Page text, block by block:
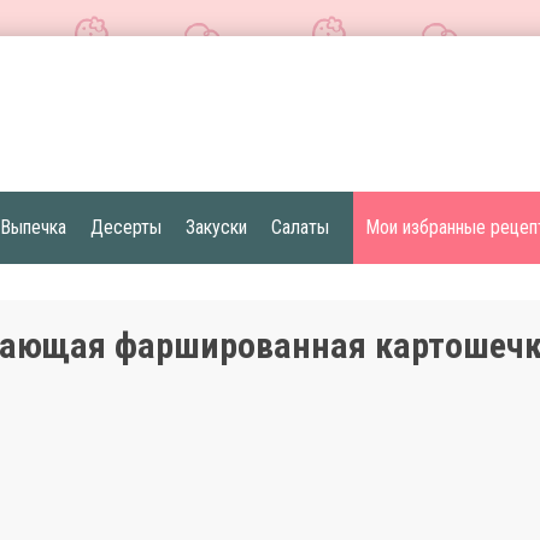
Выпечка Десерты Закуски Салаты Мои избранные
фаршированная